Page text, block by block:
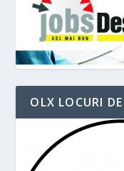
OLX LOCURI